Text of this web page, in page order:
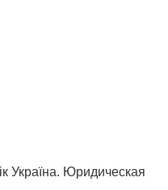
Україна. Юридическая